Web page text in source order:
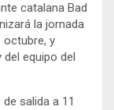
catalana Bad
la jornada
octubre, y
equipo del
salida a 11